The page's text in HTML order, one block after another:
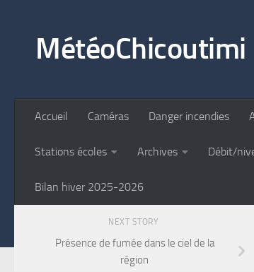
MétéoChicoutimi
Accueil Caméras Danger incendies
Stations écoles Archives Débit/
Bilan hiver 2025-2026
NEXT STORY
Présence de fumée dans le ciel de la
région